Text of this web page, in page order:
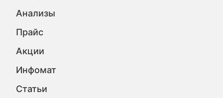
Анализы
Прайс
Акции
Инфомат
Статьи